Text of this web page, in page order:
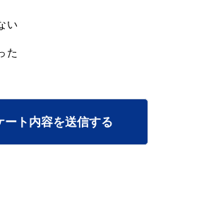
集
い
た
ート内容を送信する